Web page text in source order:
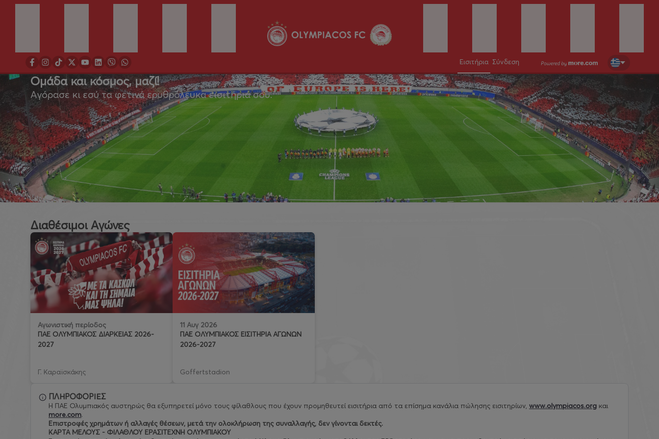
Εισιτήρια Σύνδεση
Ομάδα και κόσμος, μαζί!
Αγόρασε κι εσύ τα φετινά ερυθρόλευκα εισιτήριά σου.
Διαθέσιμοι Αγώνες
Αγωνιστική περίοδος
ΠΑΕ ΟΛΥΜΠΙΑΚΟΣ ΔΙΑΡΚΕΙΑΣ 2026-
2027
Γ. Καραϊσκάκης
11 Αυγ 2026
ΠΑΕ ΟΛΥΜΠΙΑΚΟΣ ΕΙΣΙΤΗΡΙΑ ΑΓΩΝΩΝ
2026-2027
Goffertstadion
ΠΛΗΡΟΦΟΡΙΕΣ
Η ΠΑΕ Ολυμπιακός αυστηρώς θα εξυπηρετεί μόνο τους φίλαθλους που έχουν προμηθευτεί εισιτήρια από τα επίσημα κανάλια πώλησης εισιτηρίων, www.olympiacos.org και
more.com.
Eπιστροφές χρημάτων ή αλλαγές θέσεων, μετά την ολοκλήρωση της συναλλαγής, δεν γίνονται δεκτές.
ΚΑΡΤΑ ΜΕΛΟΥΣ - ΦΙΛΑΘΛΟΥ ΕΡΑΣΙΤΕΧΝΗ ΟΛΥΜΠΙΑΚΟΥ